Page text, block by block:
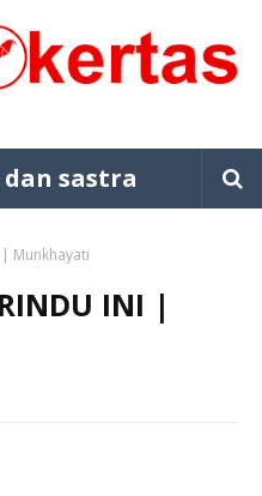
sastra
| Munkhayati
INI |